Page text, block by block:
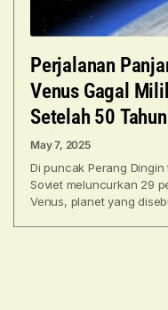
Perjalanan
Venus Gagal
Setelah 50 Tahun
May 7, 2025
Di puncak Perang
Soviet meluncurkan 29
Venus, planet yang